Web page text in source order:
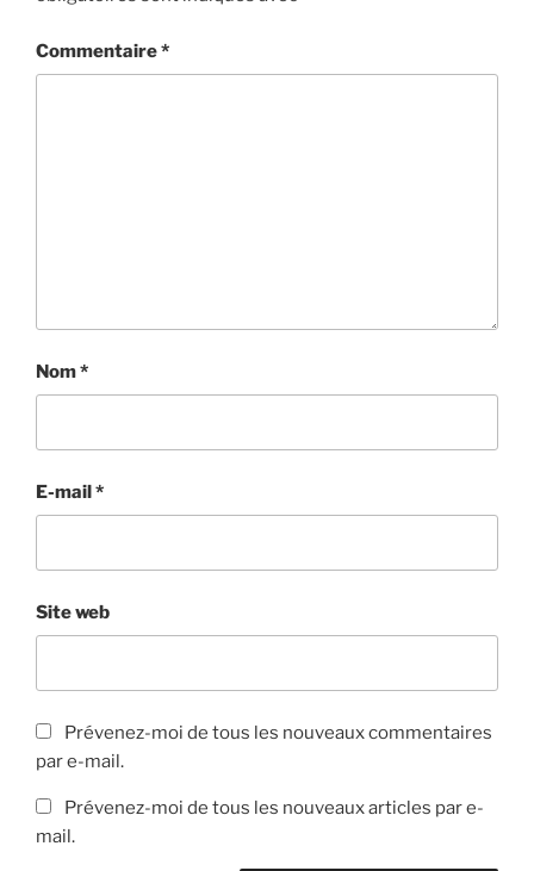
Commentaire*
Nom*
E-mail*
Site web
Prévenez-moi de tous les nouveaux commentaires
par e-mail.
Prévenez-moi de tous les nouveaux articles par e-
mail.